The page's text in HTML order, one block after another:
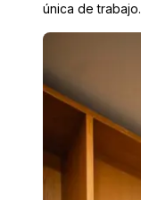
única de trabajo.